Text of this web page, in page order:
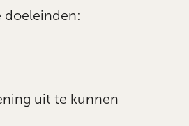
doeleinden:
uit te kunnen